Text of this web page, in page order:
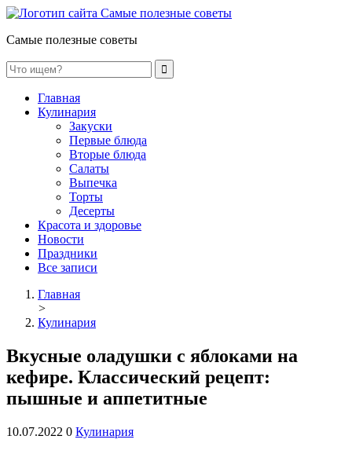
Самые полезные советы
Главная
Кулинария
Закуски
Первые блюда
Вторые блюда
Салаты
Выпечка
Торты
Десерты
Красота и здоровье
Новости
Праздники
Все записи
Главная
>
Кулинария
Вкусные оладушки с яблоками на
кефире. Классический рецепт:
пышные и аппетитные
10.07.2022 0 Кулинария